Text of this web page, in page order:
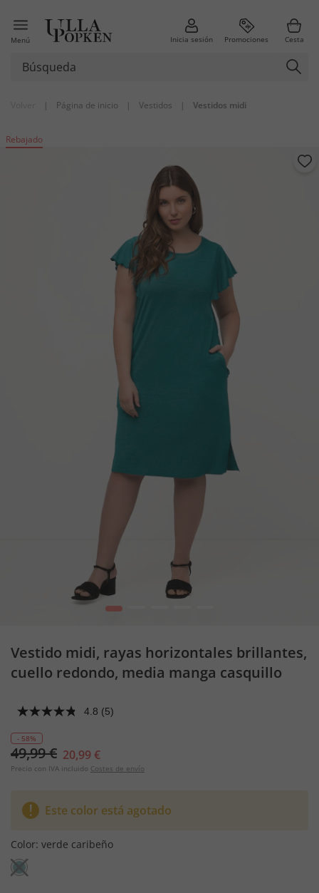
Menú Inicia sesión Promociones Cesta
| Página de inicio | Vestidos | Vestidos midi
Rebajado
1
Vestido midi, rayas horizontales brillantes,
cuello redondo, media manga casquillo
4.8 (5)
- 58%
49,99 € 20,99 €
Precio con IVA incluido Costes de envío
Este color está agotado
Color: verde caribeño